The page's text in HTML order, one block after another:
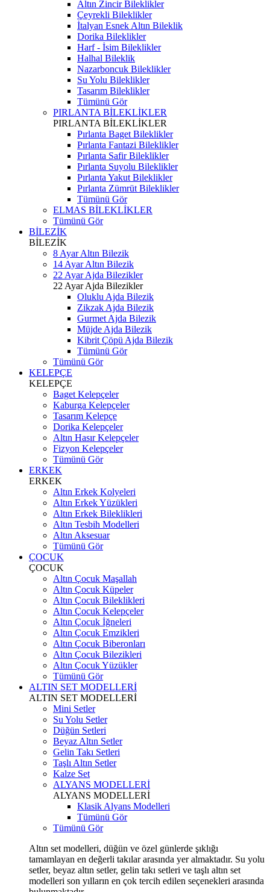
Altın Zincir Bileklikler
Çeyrekli Bileklikler
İtalyan Esnek Altın Bileklik
Dorika Bileklikler
Harf - İsim Bileklikler
Halhal Bileklik
Nazarboncuk Bileklikler
Su Yolu Bileklikler
Tasarım Bileklikler
Tümünü Gör
PIRLANTA BİLEKLİKLER
PIRLANTA BİLEKLİKLER
Pırlanta Baget Bileklikler
Pırlanta Fantazi Bileklikler
Pırlanta Safir Bileklikler
Pırlanta Suyolu Bileklikler
Pırlanta Yakut Bileklikler
Pırlanta Zümrüt Bileklikler
Tümünü Gör
ELMAS BİLEKLİKLER
Tümünü Gör
BİLEZİK
BİLEZİK
8 Ayar Altın Bilezik
14 Ayar Altın Bilezik
22 Ayar Ajda Bilezikler
22 Ayar Ajda Bilezikler
Oluklu Ajda Bilezik
Zikzak Ajda Bilezik
Gurmet Ajda Bilezik
Müjde Ajda Bilezik
Kibrit Çöpü Ajda Bilezik
Tümünü Gör
Tümünü Gör
KELEPÇE
KELEPÇE
Baget Kelepçeler
Kaburga Kelepçeler
Tasarım Kelepçe
Dorika Kelepçeler
Altın Hasır Kelepçeler
Fizyon Kelepçeler
Tümünü Gör
ERKEK
ERKEK
Altın Erkek Kolyeleri
Altın Erkek Yüzükleri
Altın Erkek Bileklikleri
Altın Tesbih Modelleri
Altın Aksesuar
Tümünü Gör
ÇOCUK
ÇOCUK
Altın Çocuk Maşallah
Altın Çocuk Küpeler
Altın Çocuk Bileklikleri
Altın Çocuk Kelepçeler
Altın Çocuk İğneleri
Altın Çocuk Emzikleri
Altın Çocuk Biberonları
Altın Çocuk Bilezikleri
Altın Çocuk Yüzükler
Tümünü Gör
ALTIN SET MODELLERİ
ALTIN SET MODELLERİ
Mini Setler
Su Yolu Setler
Düğün Setleri
Beyaz Altın Setler
Gelin Takı Setleri
Taşlı Altın Setler
Kalze Set
ALYANS MODELLERİ
ALYANS MODELLERİ
Klasik Alyans Modelleri
Tümünü Gör
Tümünü Gör
Altın set modelleri, düğün ve özel günlerde şıklığı
tamamlayan en değerli takılar arasında yer almaktadır. Su yolu
setler, beyaz altın setler, gelin takı setleri ve taşlı altın set
modelleri son yılların en çok tercih edilen seçenekleri arasında